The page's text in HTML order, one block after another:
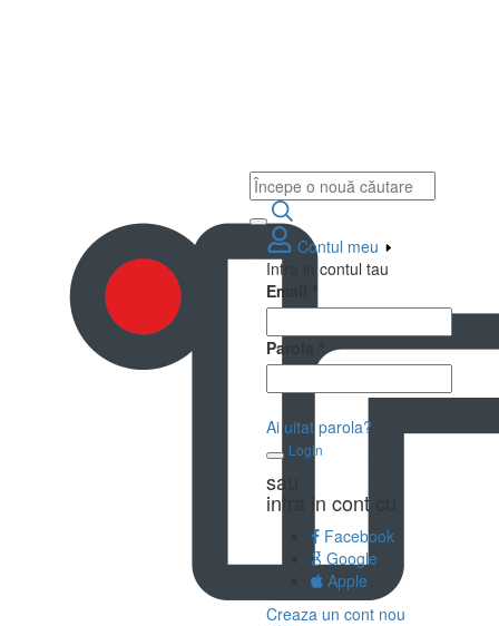
Contul meu
Intra in contul tau
Email
Parola
Ai uitat parola?
Login
sau
intra in cont cu
Facebook
Google
Apple
Creaza un cont nou